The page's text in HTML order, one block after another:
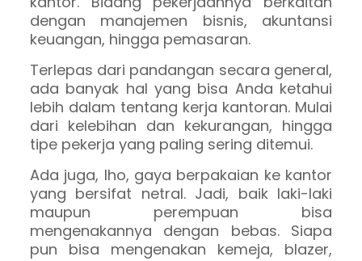
dengan manajemen bisnis, akuntansi
keuangan, hingga pemasaran.
Terlepas dari pandangan secara general,
ada banyak hal yang bisa Anda ketahui
lebih dalam tentang kerja kantoran. Mulai
dari kelebihan dan kekurangan, hingga
tipe pekerja yang paling sering ditemui.
Ada juga, lho, gaya berpakaian ke kantor
yang bersifat netral. Jadi, baik laki-laki
maupun perempuan bisa
mengenakannya dengan bebas. Siapa
pun bisa mengenakan kemeja, blazer,